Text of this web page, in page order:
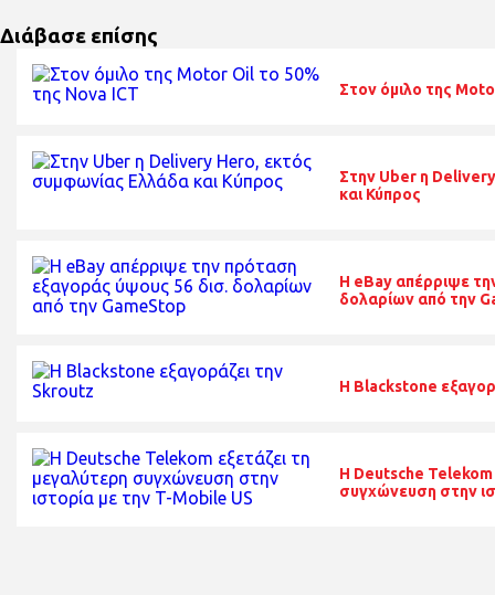
Διάβασε επίσης
Στον όμιλο της
Στην Uber η
και Κύπρος
H eBay απέρριψε
δολαρίων από την
Η Blackstone
Η Deutsche Telekom
συγχώνευση στην